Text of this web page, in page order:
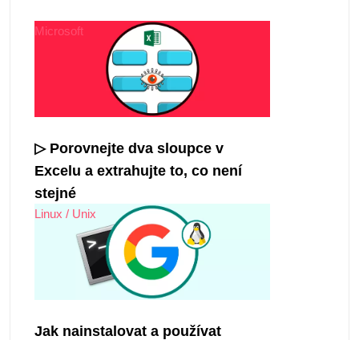
Microsoft
▷ Porovnejte dva sloupce v
Excelu a extrahujte to, co není
stejné
Linux / Unix
Jak nainstalovat a používat